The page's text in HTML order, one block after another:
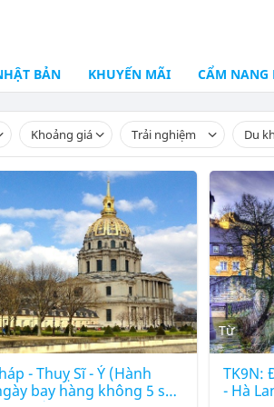
BẢN KHUYẾN MÃI CẨM NANG
Khoảng giá Trải nghiệm Du
- Thuỵ Sĩ - Ý (Hành
bay hàng không 5 sao
Từ
TK9N:
- Hà